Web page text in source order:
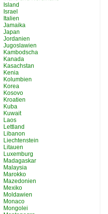
Island
Israel
Italien
Jamaika
Japan
Jordanien
Jugoslawien
Kambodscha
Kanada
Kasachstan
Kenia
Kolumbien
Korea
Kosovo
Kroatien
Kuba
Kuwait
Laos
Lettland
Libanon
Liechtenstein
Litauen
Luxemburg
Madagaskar
Malaysia
Marokko
Mazedonien
Mexiko
Moldawien
Monaco
Mongolei